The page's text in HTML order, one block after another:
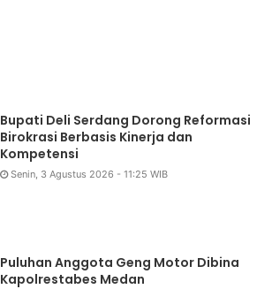
Bupati Deli Serdang Dorong Reformasi
Birokrasi Berbasis Kinerja dan
Kompetensi
Senin, 3 Agustus 2026 - 11:25 WIB
Puluhan Anggota Geng Motor Dibina
Kapolrestabes Medan